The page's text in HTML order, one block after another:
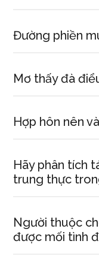
Đường phiền
Mơ thấy đà
Hợp hôn nên
Hãy phân tích
trung thực
Người thuộc
được mối tình